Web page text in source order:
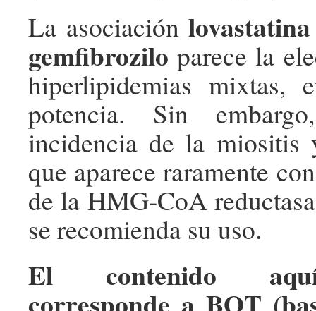
La asociaciónlovastatina
gemfibrozilo parece la
hiperlipidemias mixtas,
potencia. Sin
incidencia de la miositis
que aparece raramente
de la HMG-CoA
se recomienda su uso.
El contenido